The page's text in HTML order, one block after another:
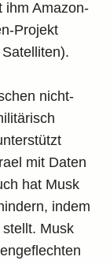
ihm Amazon-
Projekt
nicht-
mit Daten
hat Musk
indem
Musk